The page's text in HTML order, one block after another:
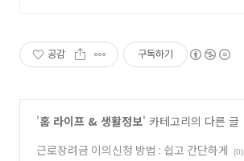
공감 구독하기
'홈 라이프 & 생활정보' 카테고리의 다른 글
근로장려금 이의신청 방법 : 쉽고 간단하게
(0)